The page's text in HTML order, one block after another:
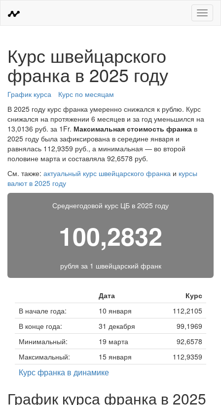
Меню
Курс швейцарского
франка в 2025 году
График курса
Курс по месяцам
В 2025 году курс франка умеренно снижался к рублю. Курс
снижался на протяжении 6 месяцев и за год уменьшился на
13,0136 руб. за 1Fr. Максимальная стоимость франка в
2025 году была зафиксирована в середине января и
равнялась 112,9359 руб., а минимальная — во второй
половине марта и составляла 92,6578 руб.
См. также: актуальный курс швейцарского франка и курсы
валют в 2025 году
Среднегодовой курс ЦБ в 2025 году
100,2832
рубля за 1 швейцарский франк
Дата
Курс
В начале года:
10 января
112,2105
В конце года:
31 декабря
99,1969
Минимальный:
19 марта
92,6578
Максимальный:
15 января 112,9359
Курс франка в динамике
График курса франка в 2025